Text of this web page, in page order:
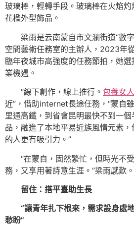
玻璃棒，輕轉手段。玻璃棒在火焰
花楹外型飾品。
梁雨是云南蒙自市文瀾街道“數
空間藝術任務室的主辦人，2023年
臨年夜城市高強度的任務節拍，她選
業機遇。
“線下創作，線上推行。 包養女人
近”，借助internet長途任務，“蒙自
里通高鐵，到省會昆明最快不到一
品，融進了本地平易近族風情元素
的人更有吸引力。”
“在蒙自，固然繁忙，但時光不
務，又享用著詩意生涯。”梁雨感歎。
留住：搭平臺助生長
“讓青年扎下根來，需求設身處
愁盼”